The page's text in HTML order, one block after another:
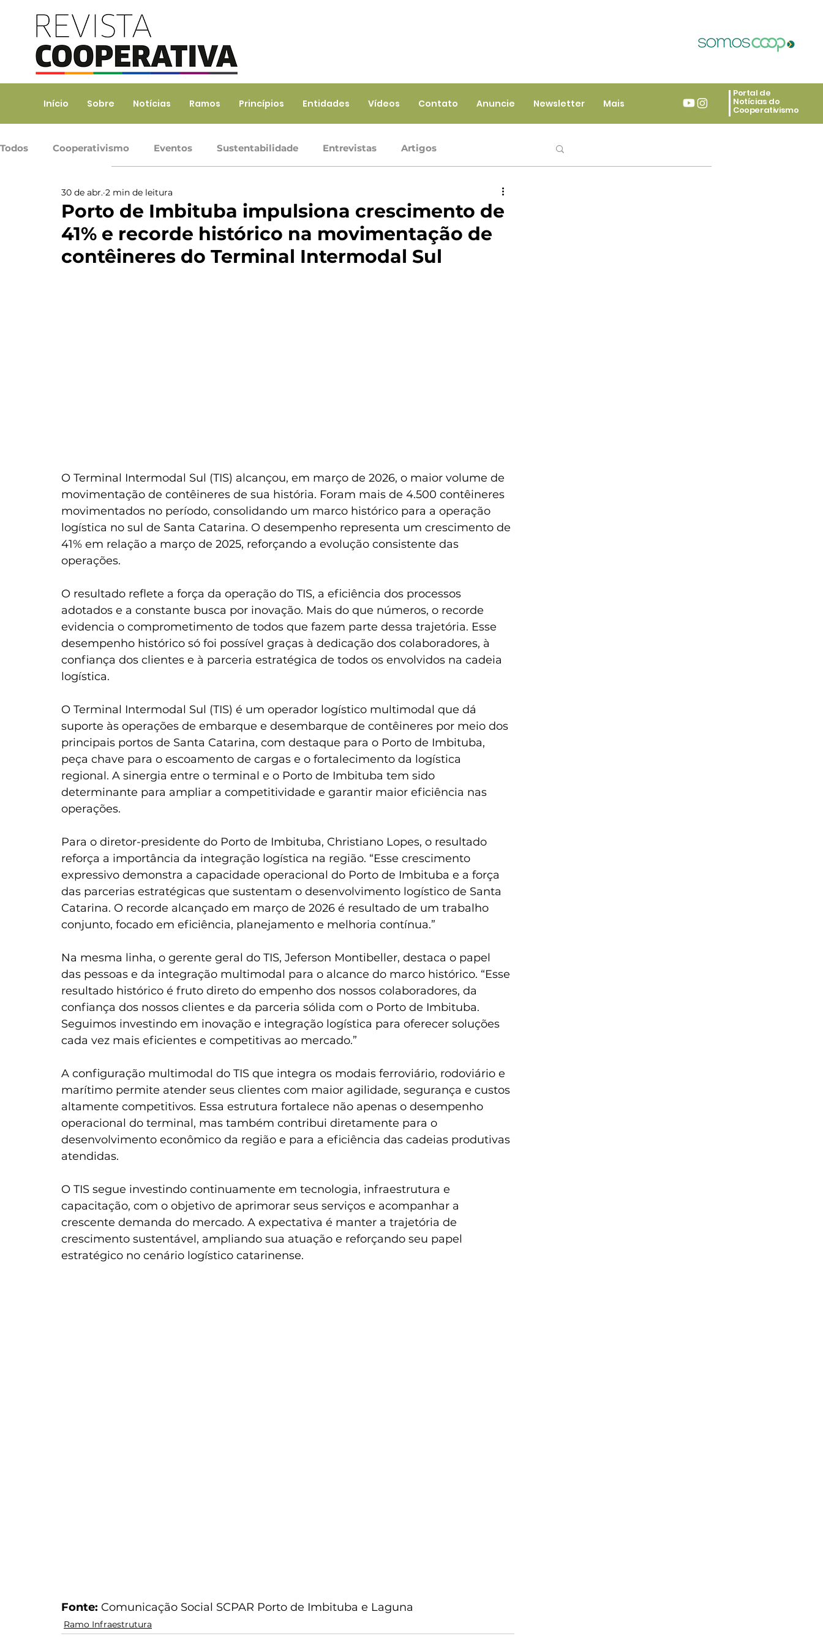
Início Sobre Notícias Ramos Princípios Entidades Vídeos Contato Anuncie Newsletter Mais
Portal de
Notícias do
Cooperativismo
Todos Cooperativismo Eventos Sustentabilidade Entrevistas Artigos
Ramo Agropecuário Ramo Consumo Ramo Saúde
Trabalho, Prod. de Bens e Serviços Ramo Seguros
Porto de Imbituba impulsiona crescimento de
41% e recorde histórico na movimentação de
contêineres do Terminal Intermodal Sul
30 de abr. 2 min de leitura
O Terminal Intermodal Sul (TIS) alcançou, em março de 2026, o maior volume de
movimentação de contêineres de sua história. Foram mais de 4.500 contêineres
movimentados no período, consolidando um marco histórico para a operação
logística no sul de Santa Catarina. O desempenho representa um crescimento de
41% em relação a março de 2025, reforçando a evolução consistente das
operações.
O resultado reflete a força da operação do TIS, a eficiência dos processos
adotados e a constante busca por inovação. Mais do que números, o recorde
evidencia o comprometimento de todos que fazem parte dessa trajetória. Esse
desempenho histórico só foi possível graças à dedicação dos colaboradores, à
confiança dos clientes e à parceria estratégica de todos os envolvidos na cadeia
logística.
O Terminal Intermodal Sul (TIS) é um operador logístico multimodal que dá
suporte às operações de embarque e desembarque de contêineres por meio dos
principais portos de Santa Catarina, com destaque para o Porto de Imbituba,
peça chave para o escoamento de cargas e o fortalecimento da logística
regional. A sinergia entre o terminal e o Porto de Imbituba tem sido
determinante para ampliar a competitividade e garantir maior eficiência nas
operações.
Para o diretor-presidente do Porto de Imbituba, Christiano Lopes, o resultado
reforça a importância da integração logística na região. “Esse crescimento
expressivo demonstra a capacidade operacional do Porto de Imbituba e a força
das parcerias estratégicas que sustentam o desenvolvimento logístico de Santa
Catarina. O recorde alcançado em março de 2026 é resultado de um trabalho
conjunto, focado em eficiência, planejamento e melhoria contínua.”
Na mesma linha, o gerente geral do TIS, Jeferson Montibeller, destaca o papel
das pessoas e da integração multimodal para o alcance do marco histórico. “Esse
resultado histórico é fruto direto do empenho dos nossos colaboradores, da
confiança dos nossos clientes e da parceria sólida com o Porto de Imbituba.
Seguimos investindo em inovação e integração logística para oferecer soluções
cada vez mais eficientes e competitivas ao mercado.”
A configuração multimodal do TIS que integra os modais ferroviário, rodoviário e
marítimo permite atender seus clientes com maior agilidade, segurança e custos
altamente competitivos. Essa estrutura fortalece não apenas o desempenho
operacional do terminal, mas também contribui diretamente para o
desenvolvimento econômico da região e para a eficiência das cadeias produtivas
atendidas.
O TIS segue investindo continuamente em tecnologia, infraestrutura e
capacitação, com o objetivo de aprimorar seus serviços e acompanhar a
crescente demanda do mercado. A expectativa é manter a trajetória de
crescimento sustentável, ampliando sua atuação e reforçando seu papel
estratégico no cenário logístico catarinense.
Fonte: Comunicação Social SCPAR Porto de Imbituba e Laguna
Ramo Infraestrutura